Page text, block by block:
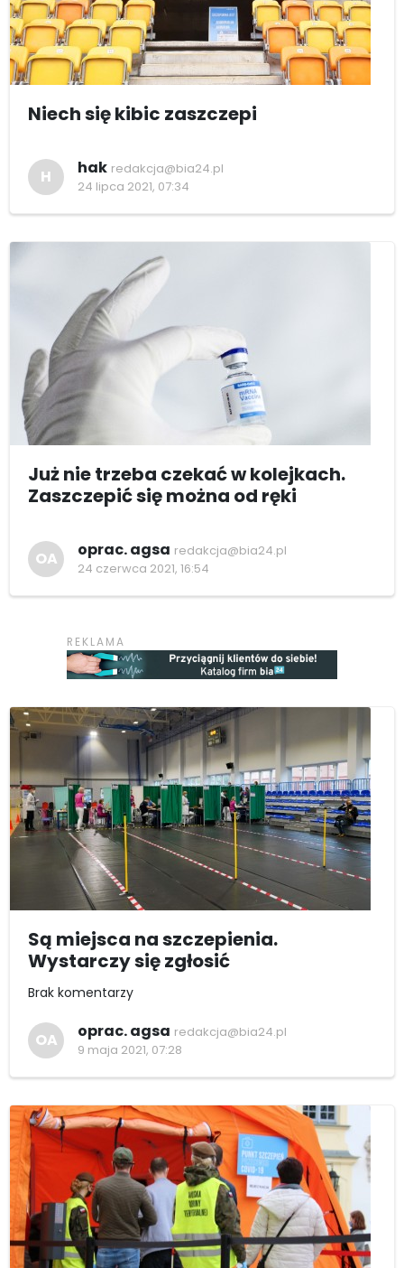
Niech się kibic zaszczepi
H hak redakcja@bia24.pl
24 lipca 2021, 07:34
Już nie trzeba czekać w kolejkach.
Zaszczepić się można od ręki
OA oprac. agsa redakcja@bia24.pl
24 czerwca 2021, 16:54
Są miejsca na szczepienia.
Wystarczy się zgłosić
Brak komentarzy
OA oprac. agsa redakcja@bia24.pl
9 maja 2021, 07:28